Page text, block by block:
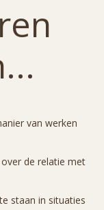
van werken
de relatie met
staan in situaties